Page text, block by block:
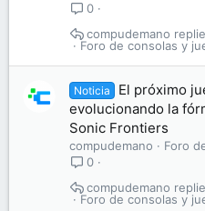
0
Foro de consolas y
compudemano
Noticia
El próximo
evolucionando la
Sonic Frontiers
compudemano
Foro
0
Foro de consolas y
compudemano